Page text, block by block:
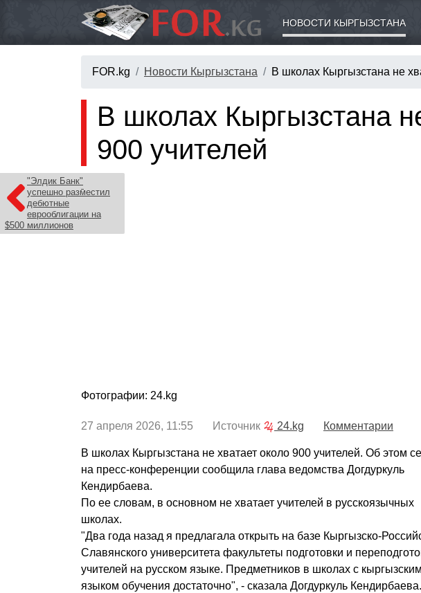
НОВОСТИ КЫРГЫЗСТАНА
FOR.kg Новости Кыргызстана В школах Кыргызстана не
"Элдик Банк"
успешно разместил
дебютные
еврооблигации на
$500 миллионов
В школах Кыргызстана
900 учителей
Фотографии: 24.kg
27 апреля 2026, 11:55 Источник 24.kg Комментарии
В школах Кыргызстана не хватает около 900 учителей. Об этом
на пресс-конференции сообщила глава ведомства Догдуркуль
Кендирбаева.
По ее словам, в основном не хватает учителей в русскоязычных
школах.
"Два года назад я предлагала открыть на базе Кыргызско-
Славянского университета факультеты подготовки и
учителей на русском языке. Предметников в школах с кыргызским
языком обучения достаточно", - сказала Догдуркуль Кендирбаева.